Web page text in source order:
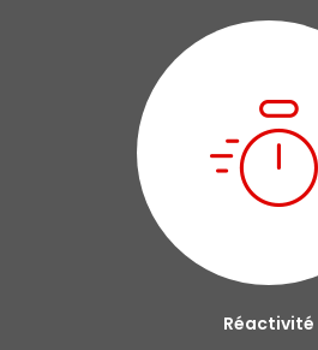
Réactivité